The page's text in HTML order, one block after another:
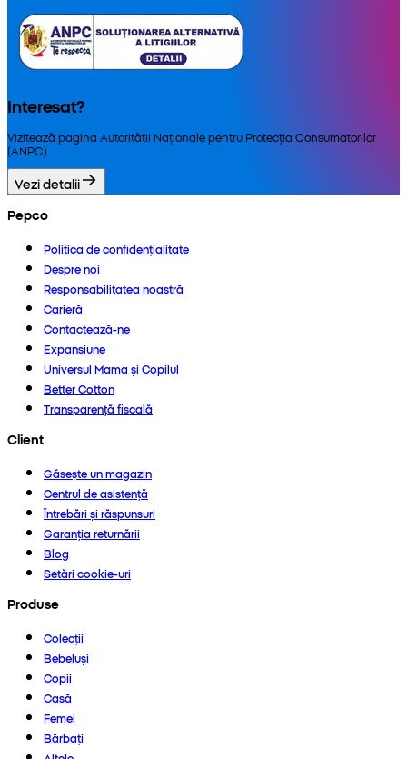
Interesat?
Vizitează pagina Autorității Naționale pentru Protecția Consumatorilor
(ANPC).
Vezi detalii
Pepco
Politica de confidențialitate
Despre noi
Responsabilitatea noastră
Carieră
Contactează-ne
Expansiune
Universul Mama și Copilul
Better Cotton
Transparență fiscală
Client
Găsește un magazin
Centrul de asistență
Întrebări și răspunsuri
Garanția returnării
Blog
Setări cookie-uri
Produse
Colecții
Bebeluși
Copii
Casă
Femei
Bărbați